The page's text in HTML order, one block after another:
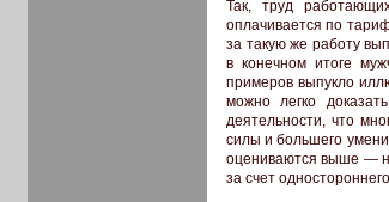
Так, труд
оплачивается по
за такую же работу
в конечном итоге
примеров выпукло
можно легко
деятельности, что
силы и большего
оцениваются выше —
за счет